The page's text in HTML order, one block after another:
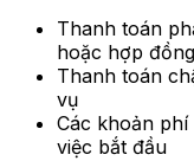
Thanh toán
hoặc hợp đồng
Thanh toán
vụ
Các khoản
việc bắt đầu